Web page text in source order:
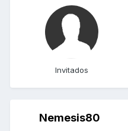
Invitados
Nemesis80